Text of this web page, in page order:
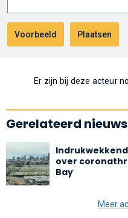
Er zijn bij deze acteur
Gerelateerd nieuws
over
Bay
Meer